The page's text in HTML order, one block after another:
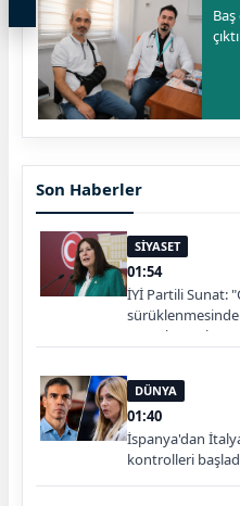
Son Haberler
SİYASET
01:54
İYİ Partili Sunat:
sürüklenmesinde
sorgulanmalı"
DÜNYA
01:40
İspanya'dan
kontrolleri